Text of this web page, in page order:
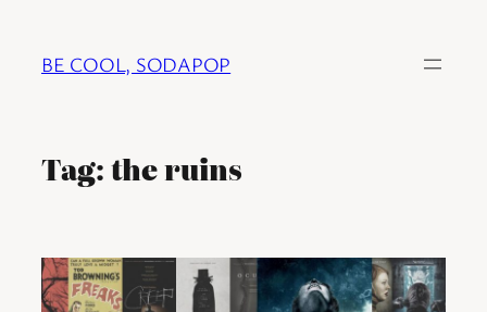
BE COOL, SODAPOP
Tag:the ruins